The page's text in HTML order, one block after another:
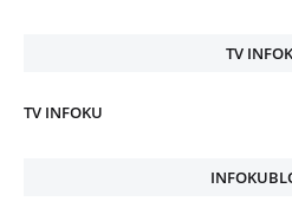
TV
TV INFOKU